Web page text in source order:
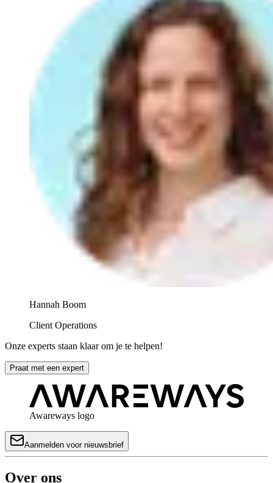
Hannah Boom
Client Operations
Onze experts staan klaar om je te helpen!
Praat met een expert
Awareways logo
Aanmelden voor nieuwsbrief
Over ons